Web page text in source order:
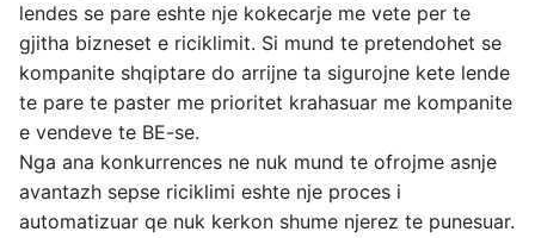
lendes se pare eshte nje kokecarje me vete per te
gjitha bizneset e riciklimit. Si mund te pretendohet se
kompanite shqiptare do arrijne ta sigurojne kete lende
te pare te paster me prioritet krahasuar me kompanite
e vendeve te BE-se.
Nga ana konkurrences ne nuk mund te ofrojme asnje
avantazh sepse riciklimi eshte nje proces i
automatizuar qe nuk kerkon shume njerez te punesuar.